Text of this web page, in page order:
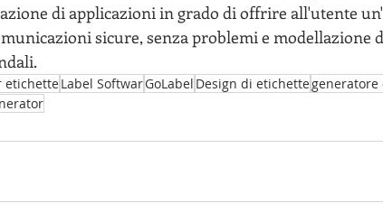
di applicazioni in grado di offrire all'utente
sicure, senza problemi e modellazione
etichetteLabel SoftwarGoLabel Design di etichette